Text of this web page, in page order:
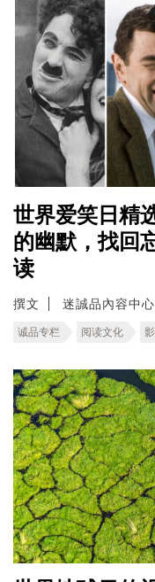
世界爱笑日精
的幽默，找回
读
撰文 迷誠品內容中心
诚品专栏 阅读文化